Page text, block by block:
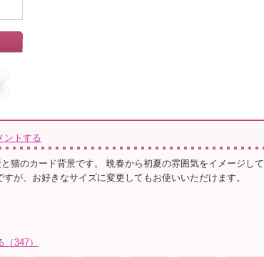
ントする
猫のカード背景です。 晩春から初夏の雰囲気をイメージして
が、お好きなサイズに変更してもお使いいただけます。
347）